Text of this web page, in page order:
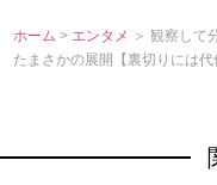
ホーム > エンタメ ＞ 観察して
たまさかの展開【裏切りには代